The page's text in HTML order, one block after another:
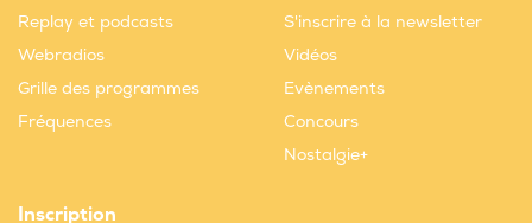
Replay et podcasts
Webradios
Grille des programmes
Fréquences
S'inscrire à la newsletter
Vidéos
Evènements
Concours
Nostalgie+
Inscription